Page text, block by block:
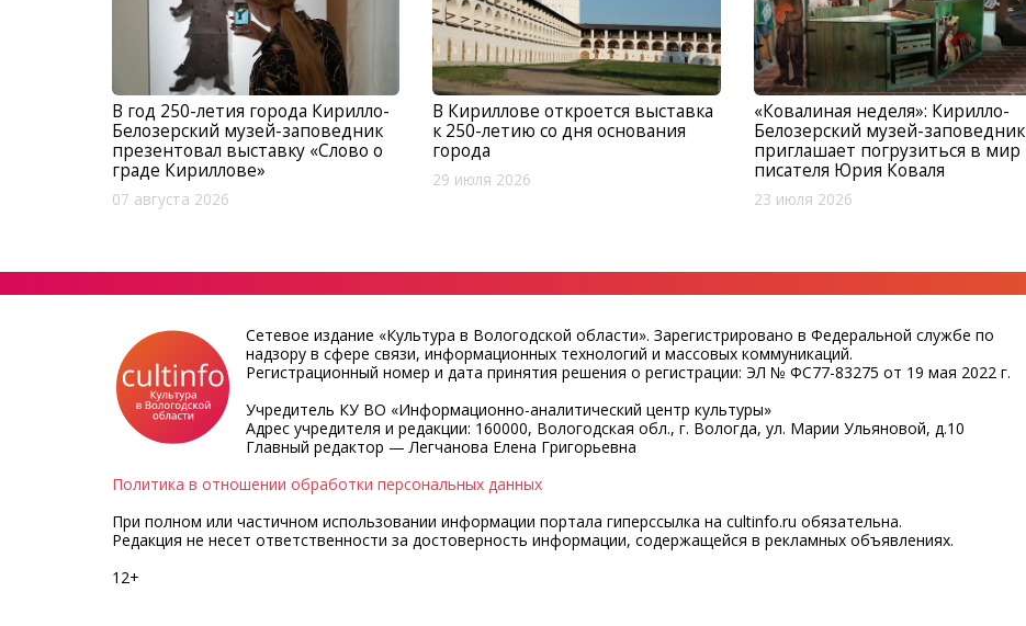
В год 250-летия города Кирилло-
Белозерский музей-заповедник
презентовал выставку «Слово о
граде Кириллове»
07 августа 2026
В Кириллове откроется выставка
к 250-летию со дня основания
города
29 июля 2026
«Ковалиная неделя»: Кирилло-
Белозерский музей-заповедник
приглашает погрузиться в мир
писателя Юрия Коваля
23 июля 2026
Сетевое издание «Культура в Вологодской области». Зарегистрировано в Федеральной службе по
надзору в сфере связи, информационных технологий и массовых коммуникаций.
Регистрационный номер и дата принятия решения о регистрации: ЭЛ № ФС77-83275 от 19 мая 2022 г.
Учредитель КУ ВО «Информационно-аналитический центр культуры»
Адрес учредителя и редакции: 160000, Вологодская обл., г. Вологда, ул. Марии Ульяновой, д.10
Главный редактор — Легчанова Елена Григорьевна
Политика в отношении обработки персональных данных
При полном или частичном использовании информации портала гиперссылка на cultinfo.ru обязательна.
Редакция не несет ответственности за достоверность информации, содержащейся в рекламных объявлениях.
12+